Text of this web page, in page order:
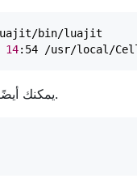
14:54 /usr/local/
يمكنك أيضًا العثور عليه في دليل الملفات القابلة للتنفيذ في النظام.